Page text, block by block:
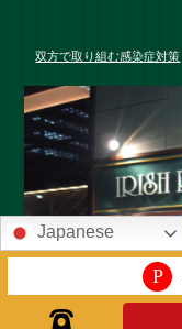
双方で取り組む感染症対策
Japanese
P